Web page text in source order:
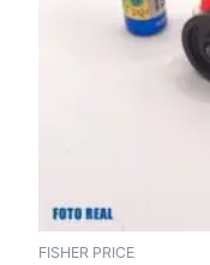
FISHER PRICE